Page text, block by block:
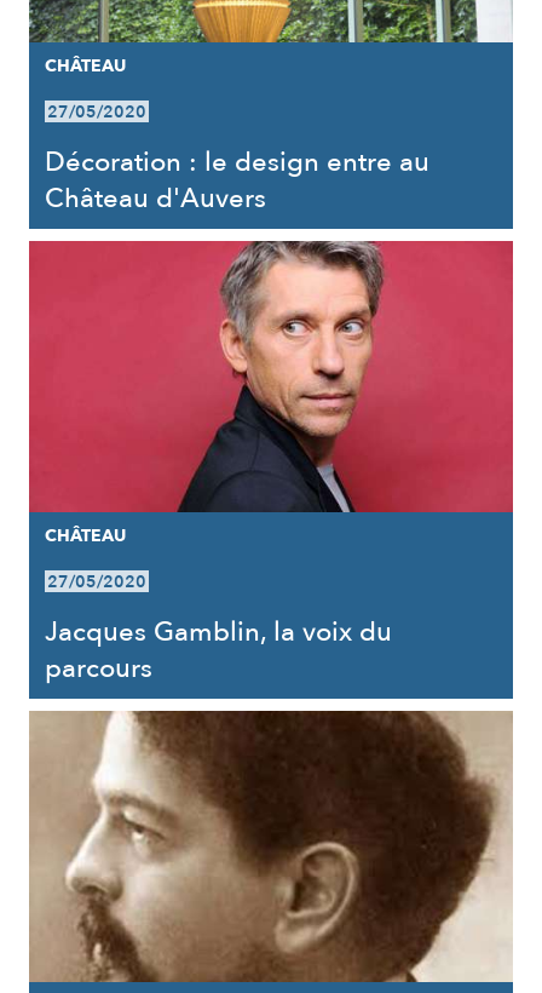
CHÂTEAU
27/05/2020
Décoration : le design entre au
Château d'Auvers
CHÂTEAU
27/05/2020
Jacques Gamblin, la voix du
parcours